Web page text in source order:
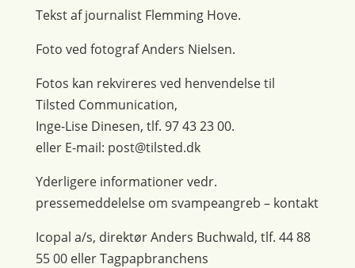
Tekst af journalist Flemming Hove.
Foto ved fotograf Anders Nielsen.
Fotos kan rekvireres ved henvendelse til
Tilsted Communication,
Inge-Lise Dinesen, tlf. 97 43 23 00.
eller E-mail: post@tilsted.dk
Yderligere informationer vedr.
pressemeddelelse om svampeangreb – kontakt
Icopal a/s, direktør Anders Buchwald, tlf. 44 88
55 00 eller Tagpapbranchens